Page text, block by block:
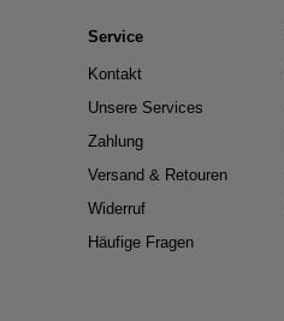
Service
Kontakt
Unsere Services
Zahlung
Versand & Retouren
Widerruf
Häufige Fragen